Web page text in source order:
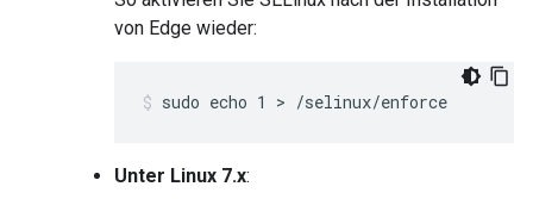
von Edge wieder:
sudo echo 1 > /selinux/enforce
Unter Linux 7.x: